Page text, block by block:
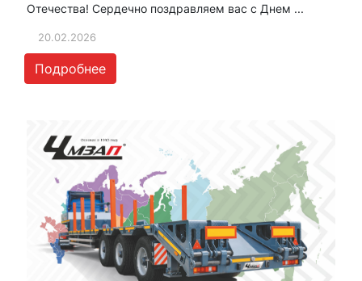
Отечества! Сердечно поздравляем вас с Днем ...
20.02.2026
Подробнее